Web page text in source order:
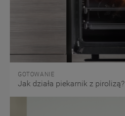
GOTOWANIE
Jak działa piekarnik z pirolizą?